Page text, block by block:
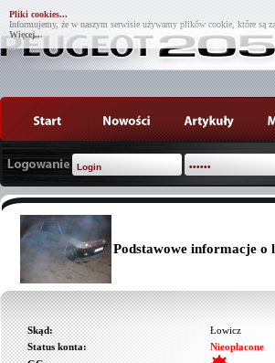
Pliki cookies...
Informujemy, że w naszym serwisie używamy plików cookie, które są
Więcej...
Podstawowe informacje o
Skąd:
Łowicz
Status konta:
Nieopłacone